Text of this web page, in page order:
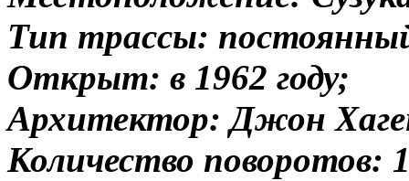
Тип трассы:
Открыт: в 1962 году;
Архитектор: Джон
Количество поворотов: